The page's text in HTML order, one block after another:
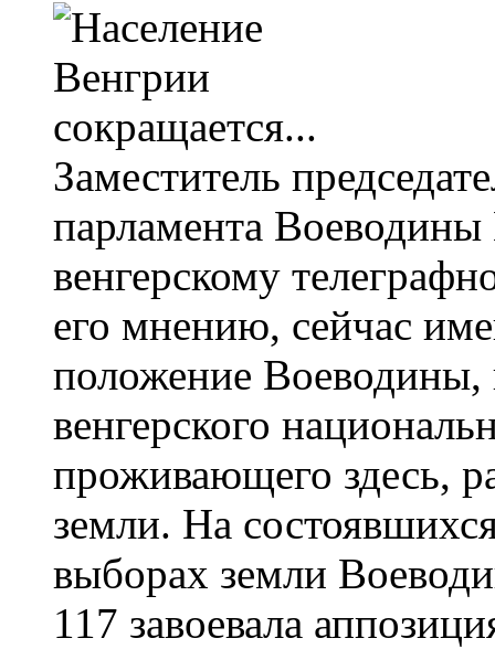
Заместитель
парламента
венгерскому
его мнению, сейчас
положение Воеводины,
венгерского
проживающего здесь,
земли. На
выборах земли
117 завоевала